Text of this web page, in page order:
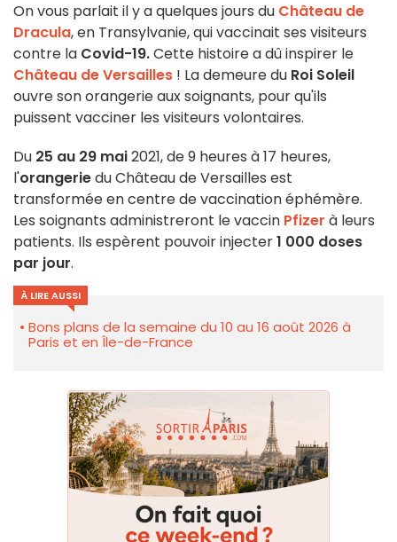
On vous parlait il y a quelques jours du Château de
Dracula, en Transylvanie, qui vaccinait ses visiteurs
contre la Covid-19.Cette histoire a dû inspirer le
Château de Versailles ! La demeure du Roi Soleil
ouvre son orangerie aux soignants, pour qu'ils
puissent vacciner les visiteurs volontaires.
Du 25 au 29 mai2021, de 9 heures à 17 heures,
l'orangeriedu Château de Versailles est
transformée en centre de vaccination éphémère.
Les soignants administreront le vaccin Pfizer à leurs
patients. Ils espèrent pouvoir injecter1 000 doses
par jour.
À LIRE AUSSI
Bons plans de la semaine du 10 au 16 août 2026 à
Paris et en Île-de-France